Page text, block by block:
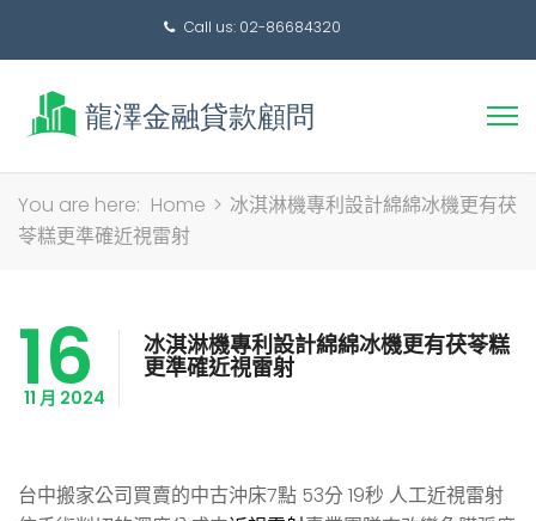
Call us: 02-86684320
搜
You are here: Home > 冰淇淋機專利設計綿綿冰機更有茯
苓糕更準確近視雷射
16
11 月 2024
冰淇淋機專利設計綿綿冰機更有茯苓糕
更準確近視雷射
台中搬家公司買賣的中古沖床7點 53分 19秒 人工近視雷射